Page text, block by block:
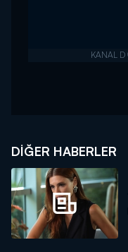
DIĞER HABERLER